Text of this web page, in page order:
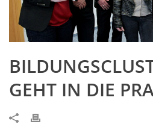
GEHT IN DIE